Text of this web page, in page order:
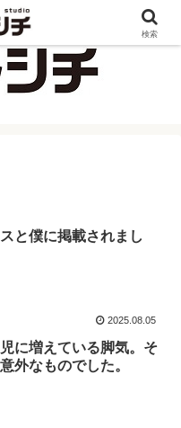
と僕に掲載されまし
2025.08.05
に増えている脚気。そ
外なものでした。
検索